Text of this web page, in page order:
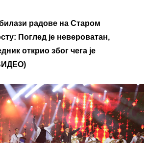
радове на Старом
Поглед је невероватан,
открио због чега је